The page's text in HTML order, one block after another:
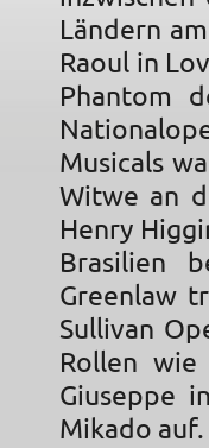
Ländern
Raoul in
Phantom
Musicals
Witwe an
Henry
Brasilien
Greenlaw
Sullivan
Rollen wie
Giuseppe
Mikado auf.